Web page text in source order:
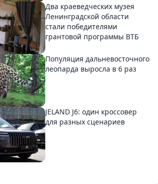
Два краеведческих музея
Ленинградской области
стали победителями
грантовой программы ВТБ
Популяция дальневосточного
леопарда выросла в 6 раз
JELAND J6: один кроссовер
для разных сценариев